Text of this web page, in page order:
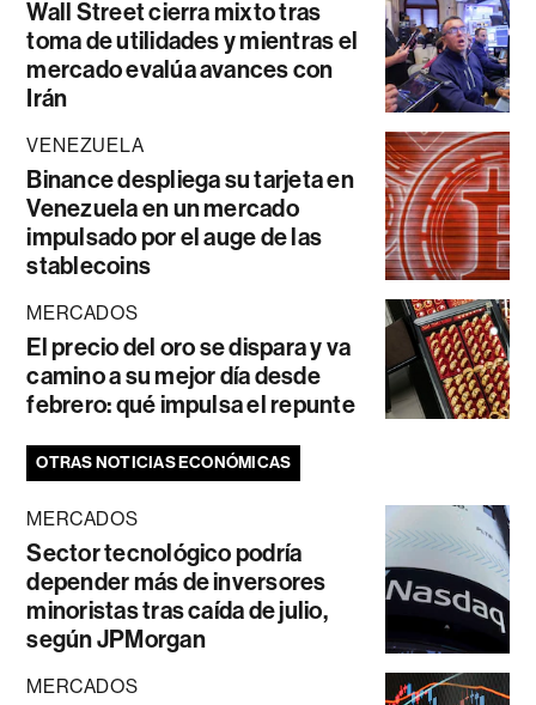
Wall Street cierra mixto tras
toma de utilidades y mientras el
mercado evalúa avances con
Irán
VENEZUELA
Binance despliega su tarjeta en
Venezuela en un mercado
impulsado por el auge de las
stablecoins
MERCADOS
El precio del oro se dispara y va
camino a su mejor día desde
febrero: qué impulsa el repunte
OTRAS NOTICIAS ECONÓMICAS
MERCADOS
Sector tecnológico podría
depender más de inversores
minoristas tras caída de julio,
según JPMorgan
MERCADOS